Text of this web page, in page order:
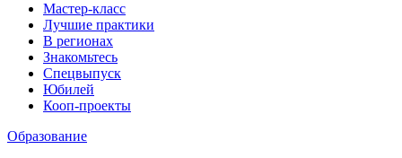
Мастер-класс
Лучшие практики
В регионах
Знакомьтесь
Спецвыпуск
Юбилей
Кооп-проекты
Образование